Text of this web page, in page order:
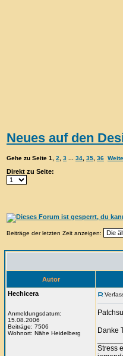
Neues auf den
Gehe zu Seite 1 2 3 34 35 36
Direkt zu Seite:
Beiträge der letzten Zeit anzeigen:
Autor
Hechicera
Anmeldungsdatum:
15.08.2006
Beiträge: 7506
Wohnort: Nähe Heidelberg
Danke
Stress